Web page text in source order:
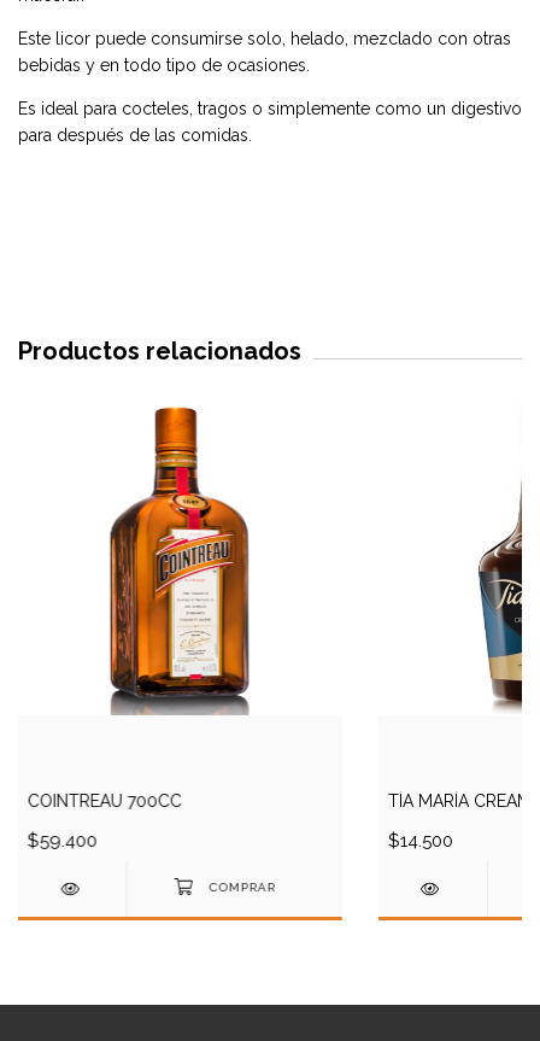
Este licor puede consumirse solo, helado, mezclado con otras
bebidas y en todo tipo de ocasiones.
Es ideal para cocteles, tragos o simplemente como un digestivo
para después de las comidas.
Productos relacionados
COINTREAU 700CC
$59.400
TÍA MARÍA CREAM
$14.500